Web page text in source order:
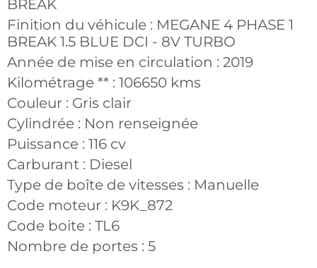
BREAK
Finition du véhicule : MEGANE 4 PHASE 1
BREAK 1.5 BLUE DCI - 8V TURBO
Année de mise en circulation : 2019
Kilométrage ** : 106650 kms
Couleur : Gris clair
Cylindrée : Non renseignée
Puissance : 116 cv
Carburant : Diesel
Type de boîte de vitesses : Manuelle
Code moteur : K9K_872
Code boite : TL6
Nombre de portes : 5